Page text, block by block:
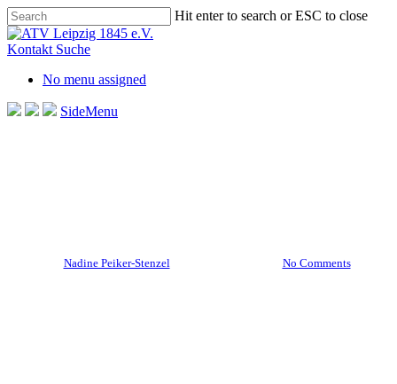
Skip
to
main
Hit enter to search or ESC to close
Close
Search
Kontakt Suche
No menu assigned
SideMenu
Nadine Peiker-Stenzel No Comments